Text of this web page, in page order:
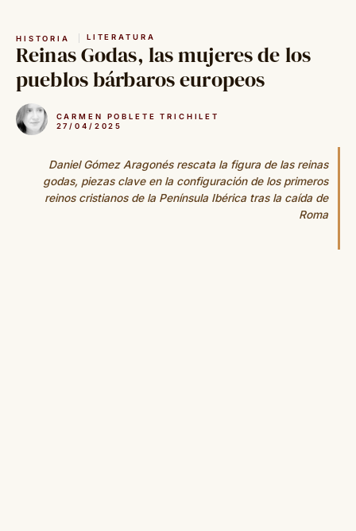
contenido
HISTORIA LITERATURA
Reinas Godas, las mujeres de los
pueblos bárbaros europeos
CARMEN POBLETE TRICHILET
27/04/2025
Daniel Gómez Aragonés rescata la figura de las reinas
godas, piezas clave en la configuración de los primeros
reinos cristianos de la Península Ibérica tras la caída de
Roma